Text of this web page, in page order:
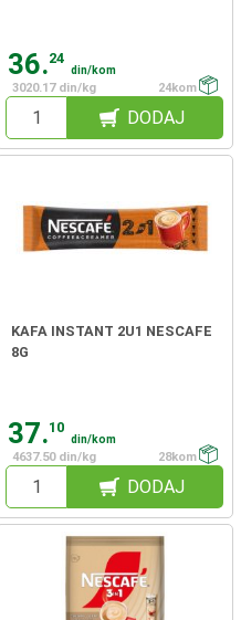
36.24
din/kom
3020.17 din/kg
24kom
DODAJ
KAFA INSTANT 2U1 NESCAFE
8G
37.10
din/kom
4637.50 din/kg
28kom
DODAJ